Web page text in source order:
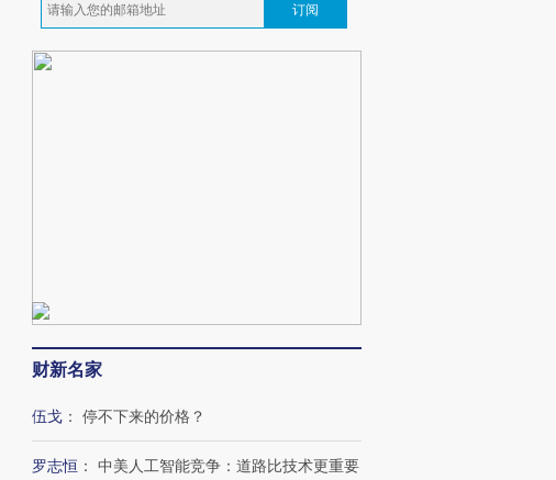
订阅
财新名家
伍戈 ： 停不下来的价格？
罗志恒 ： 中美人工智能竞争：道路比技术更重要